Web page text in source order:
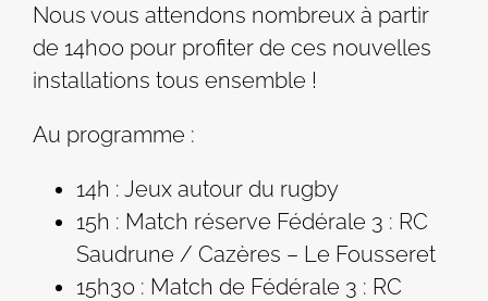
Nous vous attendons nombreux à partir
de 14h00 pour profiter de ces nouvelles
installations tous ensemble !
Au programme :
14h : Jeux autour du rugby
15h : Match réserve Fédérale 3 : RC
Saudrune / Cazères – Le Fousseret
15h30 : Match de Fédérale 3 : RC